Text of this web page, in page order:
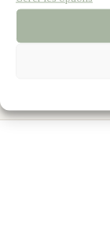
habillées d’une
imitation des
aspect naturel.
vitrificateur